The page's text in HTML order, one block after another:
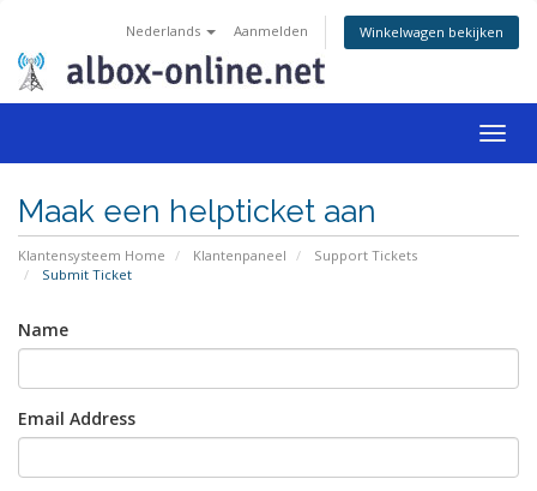
Nederlands Aanmelden Winkelwagen bekijken
Maak een helpticket aan
Klantensysteem Home Klantenpaneel
Support Tickets
Submit Ticket
Name
Email Address